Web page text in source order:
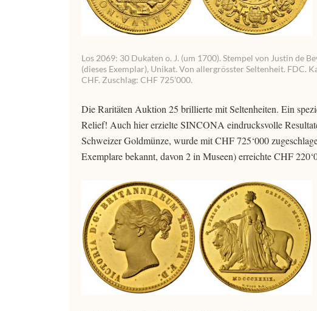
Los 2069: 30 Dukaten o. J. (um 1700). Stempel von Justin de
(dieses Exemplar), Unikat. Von allergrösster Seltenheit. FDC.
CHF. Zuschlag: CHF 725’000.
Die Raritäten Auktion 25 brillierte mit Seltenheiten. Ein
Relief! Auch hier erzielte SINCONA eindrucksvolle
Schweizer Goldmünze, wurde mit CHF 725‘000
Exemplare bekannt, davon 2 in Museen) erreichte CHF